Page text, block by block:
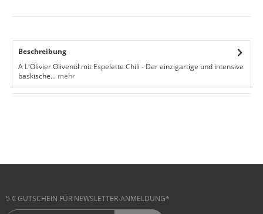
Beschreibung
A L'Olivier Olivenöl mit Espelette Chili - Der einzigartige und intensive
baskische... mehr
5 € GUTSCHEIN FÜR NEWSLETTER-ANMELDUNG*